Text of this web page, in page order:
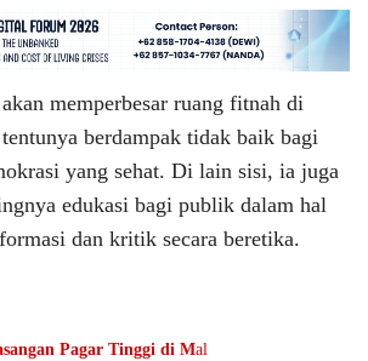
memperbesar ruang fitnah di
berdampak tidak baik bagi
yang sehat. Di lain sisi, ia juga
edukasi bagi publik dalam hal
dan kritik secara beretika.
Pagar Tinggi di Mal